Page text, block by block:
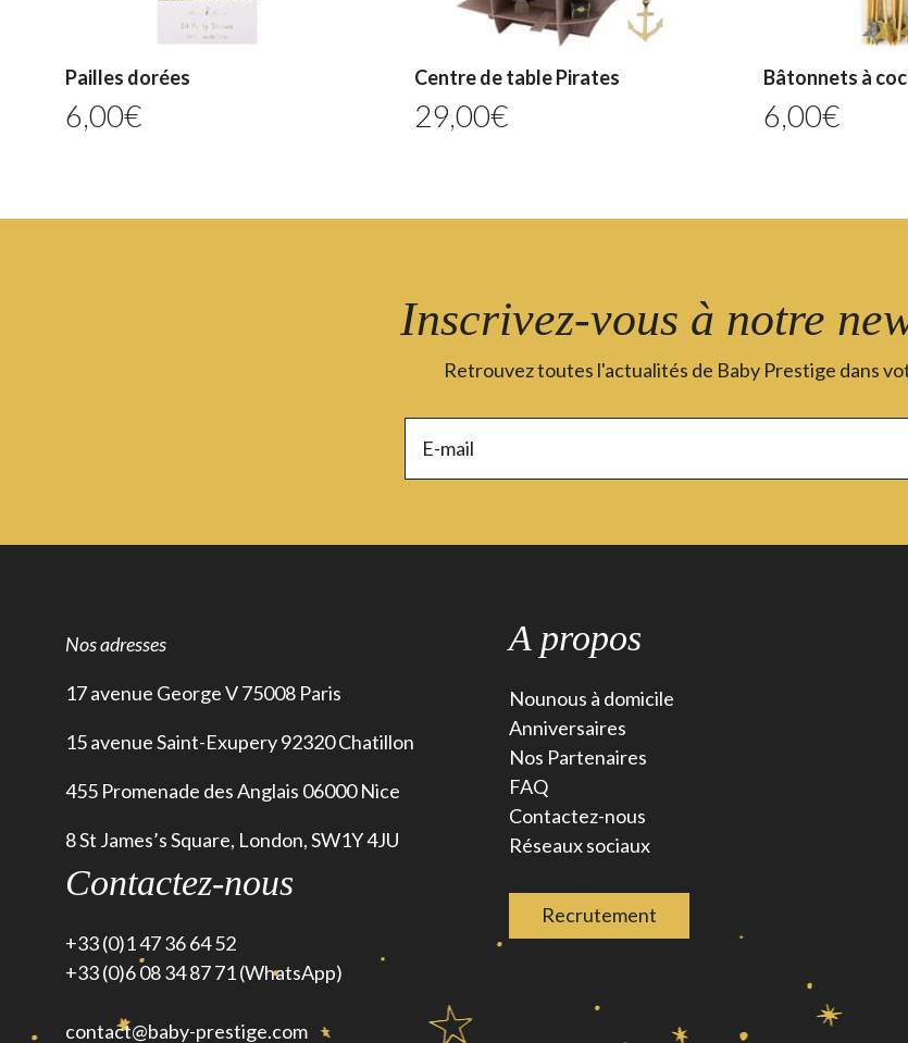
Pailles dorées
6,00€
Centre de table Pirates
29,00€
Bâtonnets à
6,00€
Inscrivez-vous à notre
Retrouvez toutes l'actualités de Baby Prestige dans
Nos adresses
17 avenue George V 75008 Paris
15 avenue Saint-Exupery 92320 Chatillon
455 Promenade des Anglais 06000 Nice
8 St James’s Square, London, SW1Y 4JU
Contactez-nous
+33 (0)1 47 36 64 52
+33 (0)6 08 34 87 71 (WhatsApp)
contact@baby-prestige.com
A propos
Nounous à domicile
Anniversaires
Nos Partenaires
FAQ
Contactez-nous
Réseaux sociaux
Recrutement